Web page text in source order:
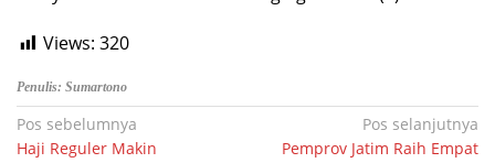
Views: 320
Penulis: Sumartono
Navigasi
pos
Pos sebelumnya
Haji Reguler Makin
Pos selanjutnya
Pemprov Jatim Raih Empat